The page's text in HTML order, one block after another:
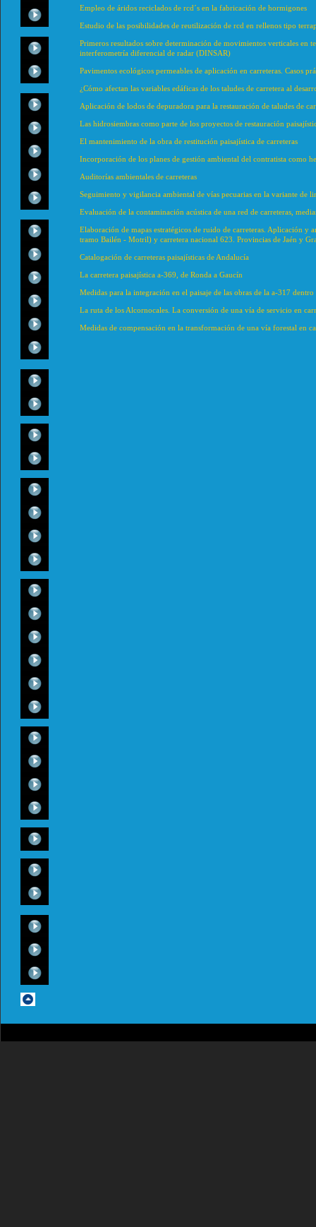
Empleo de áridos reciclados de rcd´s en la fabricación de hormigones
Estudio de las posibilidades de reutilización de rcd en rellenos tipo
Primeros resultados sobre determinación de movimientos verticales en
interferometría diferencial de radar (DINSAR)
Pavimentos ecológicos permeables de aplicación en carreteras. Casos
¿Cómo afectan las variables edáficas de los taludes de carretera al
Aplicación de lodos de depuradora para la restauración de taludes de
Las hidrosiembras como parte de los proyectos de restauración
El mantenimiento de la obra de restitución paisajística de carreteras
Incorporación de los planes de gestión ambiental del contratista como
Auditorías ambientales de carreteras
Seguimiento y vigilancia ambiental de vías pecuarias en la variante de
Evaluación de la contaminación acústica de una red de carreteras,
Elaboración de mapas estratégicos de ruido de carreteras. Aplicación y
tramo Bailén - Motril) y carretera nacional 623. Provincias de Jaén y
Catalogación de carreteras paisajísticas de Andalucía
La carretera paisajística a-369, de Ronda a Gaucín
Medidas para la integración en el paisaje de las obras de la a-317
La ruta de los Alcornocales. La conversión de una vía de servicio en
Medidas de compensación en la transformación de una vía forestal en